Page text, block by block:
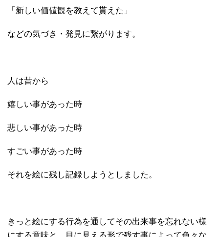
「新しい価値観を教えて貰えた」
などの気づき・発見に繋がります。
人は昔から
嬉しい事があった時
悲しい事があった時
すごい事があった時
それを絵に残し記録しようとしました。
きっと絵にする行為を通してその出来事を忘れない様